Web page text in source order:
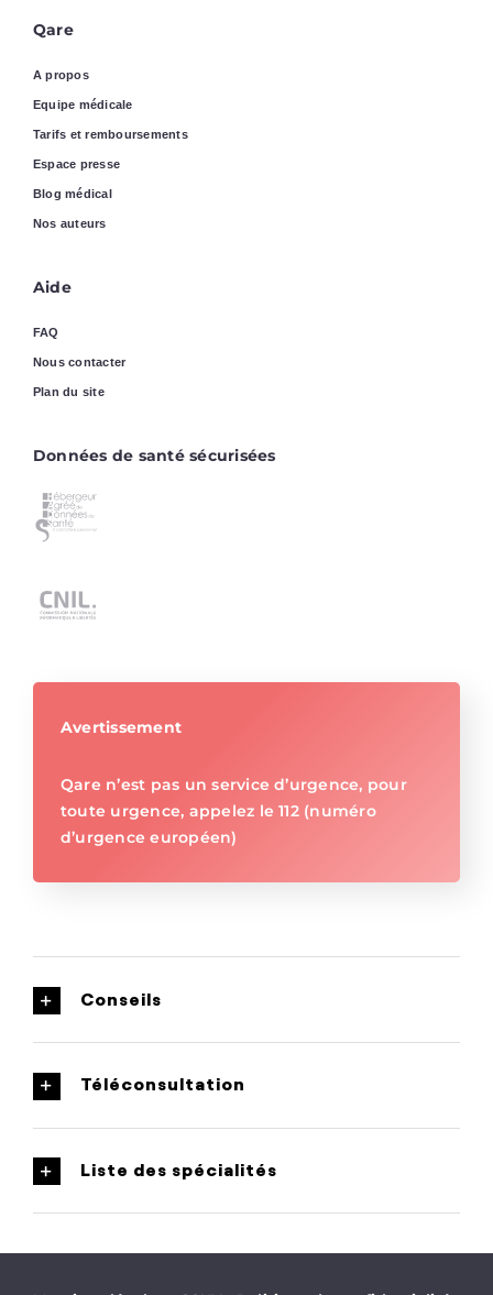
Qare
A propos
Equipe médicale
Tarifs et remboursements
Espace presse
Blog médical
Nos auteurs
Aide
FAQ
Nous contacter
Plan du site
Données de santé sécurisées
Avertissement
Qare n’est pas un service d’urgence, pour
toute urgence, appelez le 112 (numéro
d’urgence européen)
Conseils
Téléconsultation
Liste des spécialités